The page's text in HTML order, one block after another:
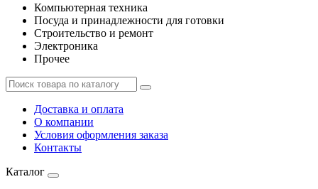
Компьютерная техника
Посуда и принадлежности для готовки
Строительство и ремонт
Электроника
Прочее
Доставка и оплата
О компании
Условия оформления заказа
Контакты
Каталог